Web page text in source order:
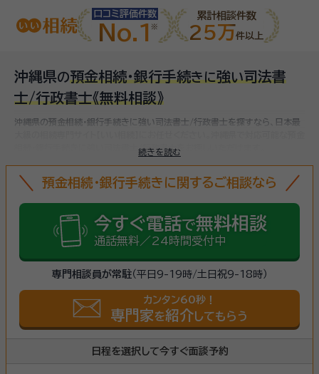
口コミ評価件数
No.1
累計相談件数
25万件以上
沖縄県の預金相続・銀行手続き に強い司法書
士/行政書士《無料相談》
続きを読む
沖縄県の預金相続・銀行手続きに強い司法書士/行政書士を探すなら、日本最
相続・銀行手続きに強い司法書士/行政書士をお探しいただけます。
預金相続・銀行手続きに関するご相談なら
今すぐ電話で無料相談
通話無料／24時間受付中
専門相談員が常駐（平日9-19時/土日祝9-18時）
カンタン60秒！
専門家を紹介 してもらう
日程を選択して今すぐ面談予約